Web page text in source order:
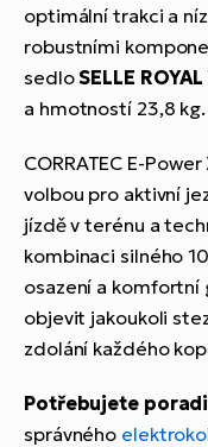
optimální trakci a
robustními
sedloSELLE
a hmotností 23,8 kg.
CORRATEC E-
volbou pro aktivní
jízdě v terénu a
kombinaci silného
osazení a
objevit jakoukoli
zdolání každého
Potřebujete
správného